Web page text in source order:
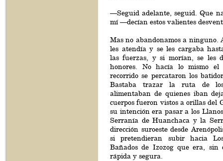
—Seguid adelante, seguid. Que
mí —decían estos valientes
Mas no abandonamos a ninguno.
les atendía y se les cargaba
las fuerzas, y si morían, se les
honores. No hacía lo mismo el
recorrido se percataron los
Bastaba trazar la ruta de
alimentaban de quienes iban
cuerpos fueron vistos a orillas del
su intención era pasar a los
Serranía de Huanchaca y la
dirección suroeste desde
si pretendieran subir hacia
Bañados de Izozog que era,
rápida y segura.